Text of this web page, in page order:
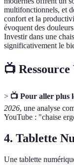
multifonctionnels, et
confort et la
évoquent des
Investir dans une
significativement le
📺 Ressource
> 📺 Pour aller plus
2026, une analyse
YouTube : "chaise
4. Tablette
Une tablette